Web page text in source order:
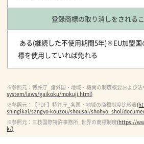
登録商標の取り消しをされる
ある(継続した不使用期間5年)※EU加盟
標を使用していれば免れる
※参照元：特許庁_諸外国・地域・機関の制度概要および法
system/laws/gaikoku/mokuji.html)
※参照元：【PDF】特許庁_各国・地域の商標制度比較表
shingikai/sangyo-kouzou/shousai/shohyo_shoi/
※参照元：三枝国際特許事務所_世界の商標制度(https://
k/)